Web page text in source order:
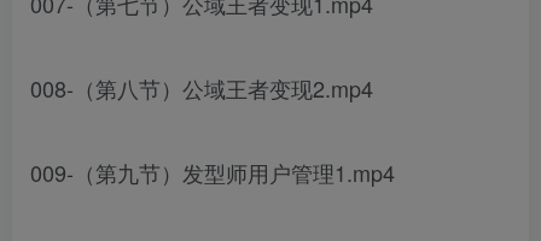
008-（第八节）公域王者变现2.mp4
009-（第九节）发型师用户管理1.mp4